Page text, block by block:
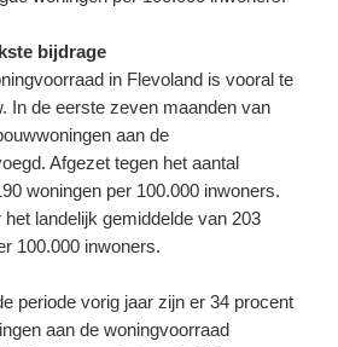
bijdrage
in Flevoland is vooral te
In de eerste zeven maanden van
aan de
Afgezet tegen het aantal
woningen per 100.000 inwoners.
landelijk gemiddelde van 203
100.000 inwoners.
periode vorig jaar zijn er 34 procent
aan de woningvoorraad